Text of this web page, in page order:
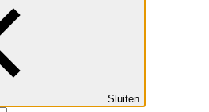
Sluiten